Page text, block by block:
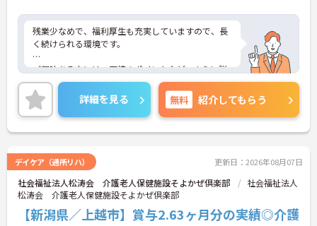
残業少なめで、福利厚生も充実していますので、長
く続けられる環境です。
ご興味ある方には、面接のポイントなど、さらに詳
細をお話致しますのでお気軽にご相談ください。
詳細を見る 無料 紹介してもらう
デイケア（通所リハ） 更新日：2026年08月07日
社会福祉法人松涛会 介護老人保健施設そよかぜ倶楽部
社会福祉法人
松涛会 介護老人保健施設そよかぜ倶楽部
【新潟県／上越市】賞与2.63ヶ月分の実績◎介護